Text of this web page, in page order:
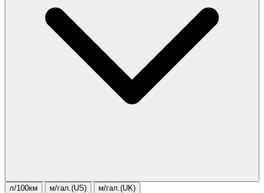
л/100км м/гал.(US) м/гал.(UK)